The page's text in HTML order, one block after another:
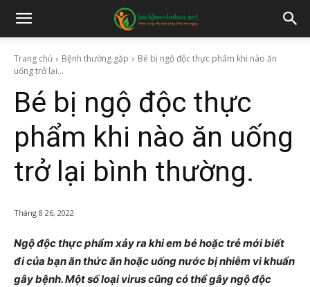
Trang chủ Bệnh thường gặp
Bé bị ngộ độc thực phẩm khi nào ăn
uống trở lại...
Bé bị ngộ độc thực
phẩm khi nào ăn uống
trở lại bình thường.
Tháng 8 26, 2022
Ngộ độc thực phẩm xảy ra khi em bé hoặc trẻ mới biết
đi của bạn ăn thức ăn hoặc uống nước bị nhiễm vi khuẩn
gây bệnh. Một số loại virus cũng có thể gây ngộ độc